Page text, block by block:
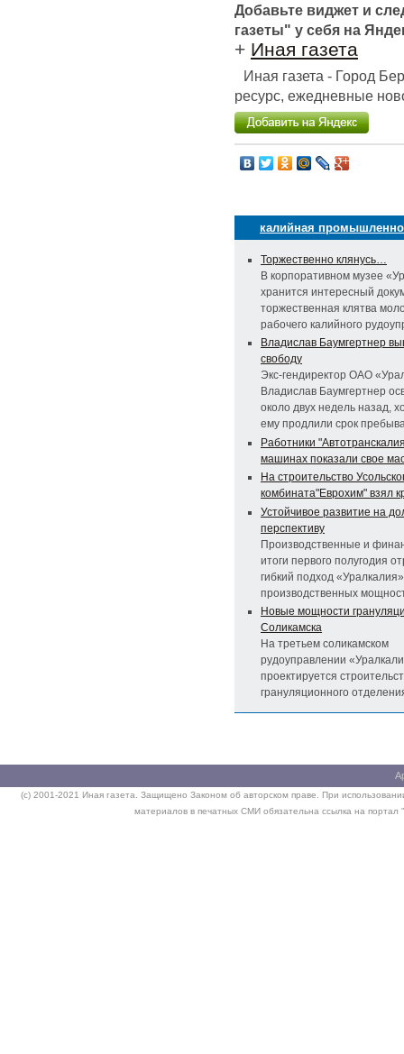
Добавьте виджет и
газеты" у себя на
+ Иная газета
Иная газета - Город
ресурс, ежедневные
калийная
Торжественно клянусь…
В корпоративном музее
хранится интересный
торжественная клятва
рабочего калийного
Владислав Баумгертнер
свободу
Экс-гендиректор ОАО
Владислав Баумгертнер
около двух недель назад,
ему продлили срок
Работники
машинах показали свое
На строительство
комбината"Еврохим" взял
Устойчивое развитие на
перспективу
Производственные и
итоги первого полугодия
гибкий подход «Уралкалия»
производственных
Новые мощности
Соликамска
На третьем соликамском
рудоуправлении
проектируется
грануляционного
(c) 2001-2021 Иная газета. Защищено Законом об авторском праве. При
материалов в печатных СМИ обязательна ссылка на